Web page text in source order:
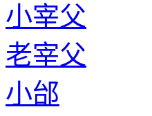
小宰父
老宰父
小邰